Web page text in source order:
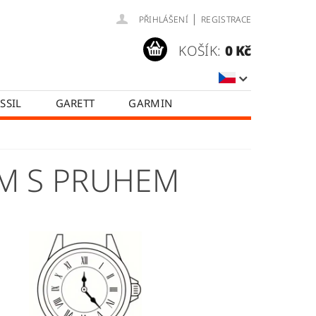
PŘIHLÁŠENÍ | REGISTRACE
KOŠÍK: 0 Kč
GARETT
GARMIN
S PRUHEM